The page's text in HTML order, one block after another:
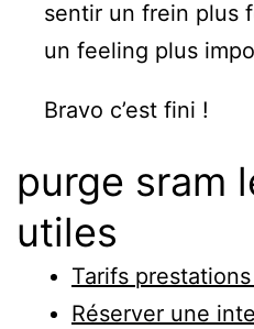
sentir un frein plus
un feeling plus
Bravo c’est fini !
purge sram
utiles
Tarifs
Réserver une